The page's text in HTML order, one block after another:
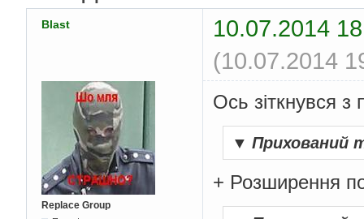
Blast
10.07.2014
(10.07.2014
Replace Group
Ось зіткнувся
▼ Прихований
+ Розширення